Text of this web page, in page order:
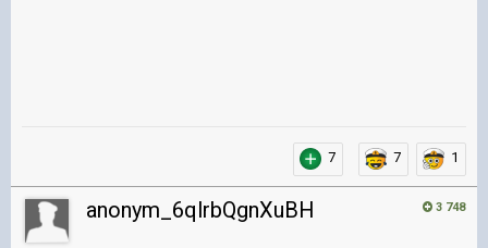
7 7 1
3 748
anonym_6qlrbQgnXuBH